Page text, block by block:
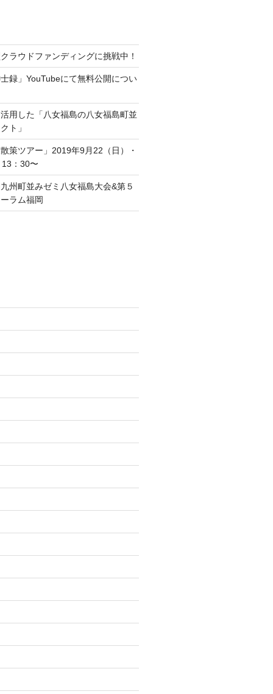
ラウドファンディングに挑戦中！
録」YouTubeにて無料公開につい
用した「八女福島の八女福島町並
ト」
散策ツアー」2019年9月22（日）・
：30〜
州町並みゼミ八女福島大会&第５
ラム福岡